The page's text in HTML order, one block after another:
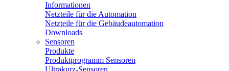
Informationen
Netzteile für die Automation
Netzteile für die Gebäudeautomation
Downloads
Sensoren
Produkte
Produktprogramm Sensoren
Ultrakurz-Sensoren